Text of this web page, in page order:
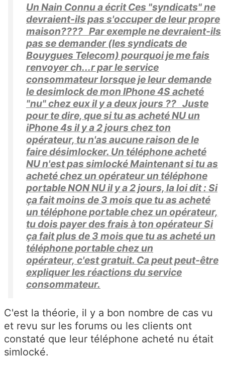
Un Nain Connu a écrit Ces "syndicats" ne
devraient-ils pas s'occuper de leur propre
maison???? Par exemple ne devraient-ils
pas se demander (les syndicats de
Bouygues Telecom) pourquoi je me fais
renvoyer ch...r par le service
consommateur lorsque je leur demande
le desimlock de mon IPhone 4S acheté
"nu" chez eux il y a deux jours ?? Juste
pour te dire, que si tu as acheté NU un
iPhone 4s il y a 2 jours chez ton
opérateur, tu n'as aucune raison de le
faire désimlocker. Un téléphone acheté
NU n'est pas simlocké Maintenant si tu as
acheté chez un opérateur un téléphone
portable NON NU il y a 2 jours, la loi dit : Si
ça fait moins de 3 mois que tu as acheté
un téléphone portable chez un opérateur,
tu dois payer des frais à ton opérateur Si
ça fait plus de 3 mois que tu as acheté un
téléphone portable chez un
opérateur, c'est gratuit. Ca peut peut-être
expliquer les réactions du service
consommateur.
C'est la théorie, il y a bon nombre de cas vu
et revu sur les forums ou les clients ont
constaté que leur téléphone acheté nu était
simlocké.